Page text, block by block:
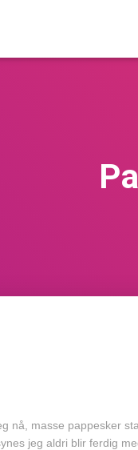
nå, masse pappesker
jeg aldri blir ferdig